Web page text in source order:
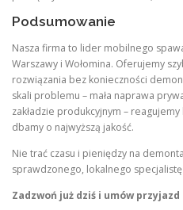
Podsumowanie
Nasza firma to lider mobilnego
Warszawy i Wołomina. Oferujemy
rozwiązania bez konieczności
skali problemu – mała naprawa
zakładzie produkcyjnym –
dbamy o najwyższą jakość.
Nie trać czasu i pieniędzy na
sprawdzonego, lokalnego
Zadzwoń już dziś i umów przyjazd